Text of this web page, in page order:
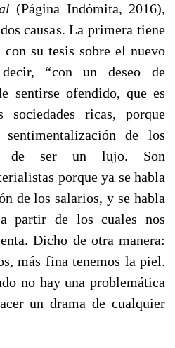
(Página Indómita, 2016),
causas. La primera tiene
con su tesis sobre el nuevo
decir, “con un deseo de
sentirse ofendido, que es
ricas, porque
de los
de ser un lujo. Son
porque ya se habla
de los salarios, y se habla
partir de los cuales nos
Dicho de otra manera:
más fina tenemos la piel.
no hay una problemática
un drama de cualquier